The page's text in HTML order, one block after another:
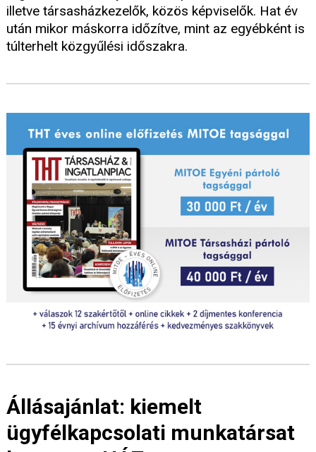
illetve társasházkezelők, közös képviselők. Hat év
után mikor máskorra időzítve, mint az egyébként is
túlterhelt közgyűlési időszakra.
Állásajánlat: kiemelt
ügyfélkapcsolati munkatársat